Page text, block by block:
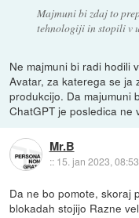
Majmuni bi zdaj to
tehnologiji in stopili v
Ne majmuni bi radi hodili
Avatar, za katerega se ja
produkcijo. Da majumuni
ChatGPT je posledica ne
Mr.B
:: 15. jan 2023, 08:53
Da ne bo pomote, skoraj
blokadah stojijo Razne